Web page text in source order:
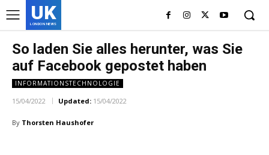
UK
LONDON NEWS
So laden Sie alles herunter, was Sie
auf Facebook gepostet haben
INFORMATIONSTECHNOLOGIE
15/04/2022 Updated: 15/04/2022
By Thorsten Haushofer